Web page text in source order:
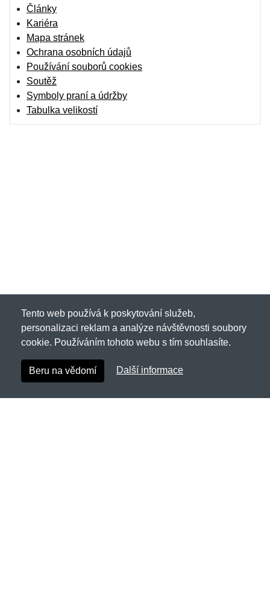
Články
Kariéra
Mapa stránek
Ochrana osobních údajů
Používání souborů cookies
Soutěž
Symboly praní a údržby
Tabulka velikostí
Tento web používá k poskytování služeb,
personalizaci reklam a analýze návštěvnosti soubory
cookie. Používáním tohoto webu s tím souhlasíte.
Beru na vědomí Další informace